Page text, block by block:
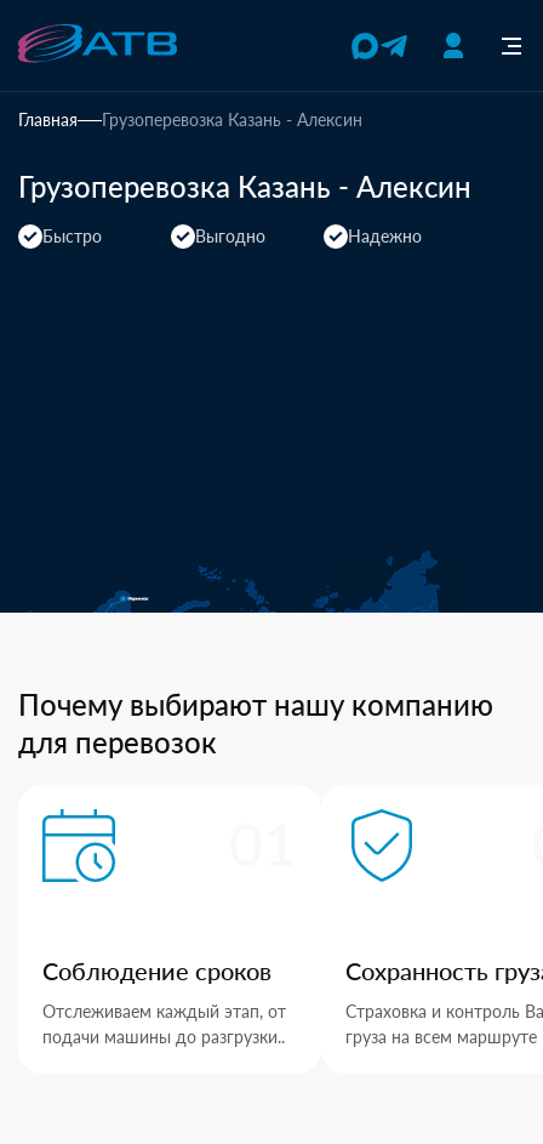
Главная Грузоперевозка Казань - Алексин
Грузоперевозка Казань - Алексин
Быстро Выгодно Надежно
Почему выбирают нашу компанию
для перевозок
Соблюдение сроков
Отслеживаем каждый этап, от
подачи машины до разгрузки..
Сохранность
Страховка и контроль
груза на всем маршруте